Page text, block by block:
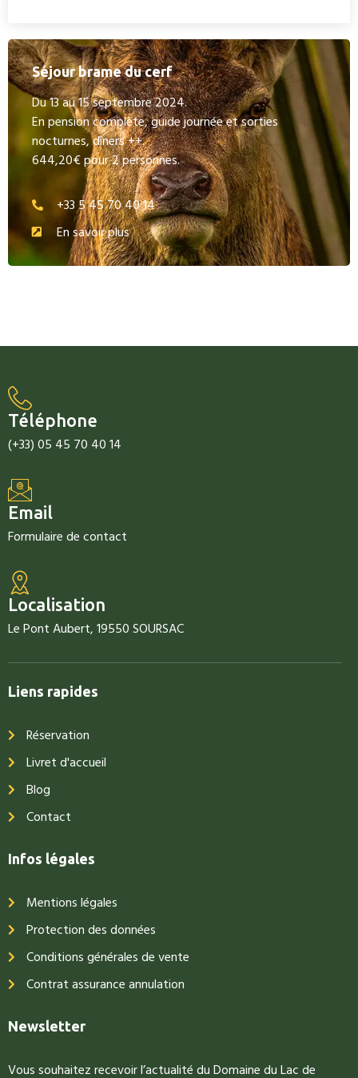
Séjour brame du cerf
Du 13 au 15 septembre 2024.
En pension complète, guide journée et sorties
nocturnes, dîners ++.
644,20€ pour 2 personnes.
+33 5 45 70 40 14
En savoir plus
Téléphone
(+33) 05 45 70 40 14
Email
Formulaire de contact
Localisation
Le Pont Aubert, 19550 SOURSAC
Liens rapides
Réservation
Livret d'accueil
Blog
Contact
Infos légales
Mentions légales
Protection des données
Conditions générales de vente
Contrat assurance annulation
Newsletter
Vous souhaitez recevoir l’actualité du Domaine du Lac de